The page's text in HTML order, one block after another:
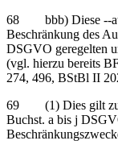
68 bbb) Diese ‑‑auf
Beschränkung des
DSGVO geregelten
(vgl. hierzu bereits
274, 496, BStBl II
69 (1) Dies gilt
Buchst. a bis j